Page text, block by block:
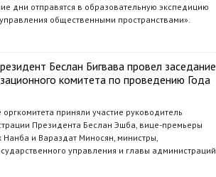
дни отправятся в образовательную экспедицию
общественными пространствами».
Беслан Бигвава провел заседание
комитета по проведению Года
оргкомитета приняли участие руководитель
Президента Беслан Эшба, вице-премьеры
Нанба и Вараздат Миносян, министры,
управления и главы администраций